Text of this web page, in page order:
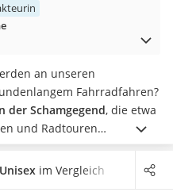
an unseren
Fahrradfahren?
der Schamgegend, die etwa
und Radtouren
jedoch mit einer
Radunterhose einfach
im Vergleich